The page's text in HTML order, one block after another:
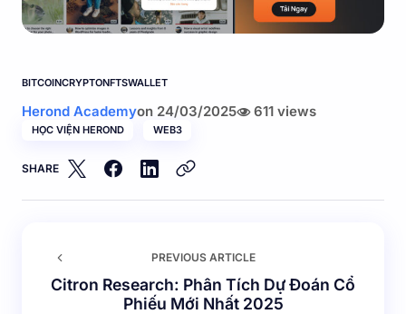
BITCOINCRYPTONFTSWALLET
Herond Academyon 24/03/2025 611 views
HỌC VIỆN HEROND WEB3
SHARE
PREVIOUS ARTICLE
Citron Research: Phân Tích Dự Đoán Cổ
Phiếu Mới Nhất 2025